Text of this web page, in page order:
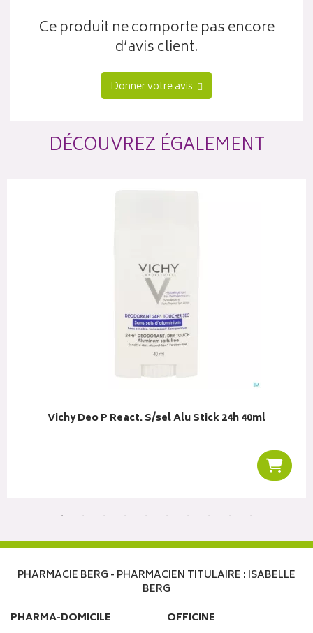
Ce produit ne comporte pas encore
d’avis client.
Donner votre avis
DÉCOUVREZ ÉGALEMENT
Vichy Deo P React. S/sel Alu Stick 24h 40ml
PHARMACIE BERG - PHARMACIEN TITULAIRE : ISABELLE
BERG
PHARMA-DOMICILE
OFFICINE